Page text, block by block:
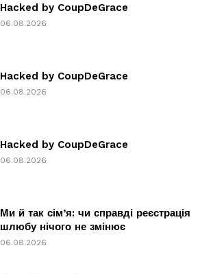
Hacked by CoupDeGrace
06.08.2026
Hacked by CoupDeGrace
06.08.2026
Hacked by CoupDeGrace
06.08.2026
Ми й так сім’я: чи справді реєстрація
шлюбу нічого не змінює
06.08.2026